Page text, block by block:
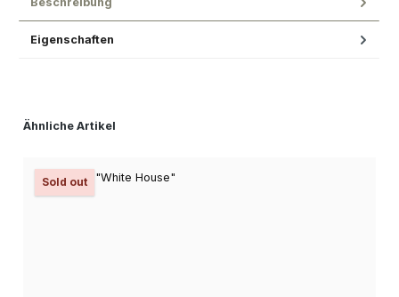
Eigenschaften
Produktgalerie überspringen
Ähnliche Artikel
Sold out